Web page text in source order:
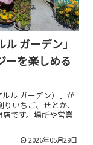
ガーデン」
ーを楽しめる
ルル ガーデン）」が
いちご、せとか、
です。場所や営業
2026年05月29日